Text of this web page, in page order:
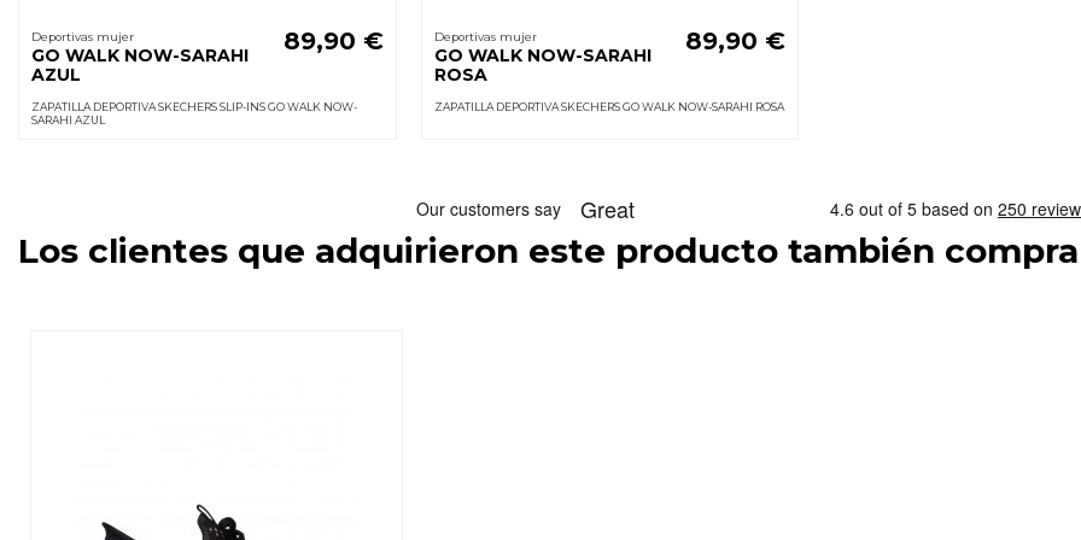
Deportivas mujer
GO WALK NOW-SARAHI
AZUL
89,90 €
ZAPATILLA DEPORTIVA SKECHERS SLIP-INS GO WALK NOW-
SARAHI AZUL
Deportivas mujer
GO WALK NOW-SARAHI
ROSA
89,90 €
ZAPATILLA DEPORTIVA SKECHERS GO WALK NOW-SARAHI ROSA
Los clientes que adquirieron este producto también